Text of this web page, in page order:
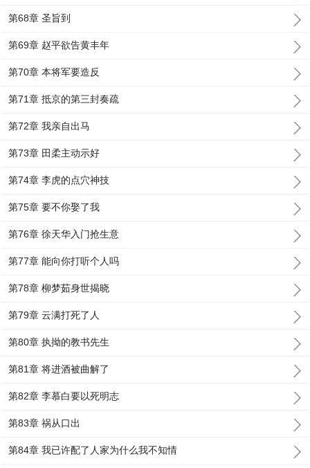
第68章 圣旨到
第69章 赵平欲告黄丰年
第70章 本将军要造反
第71章 抵京的第三封奏疏
第72章 我亲自出马
第73章 田柔主动示好
第74章 李虎的点穴神技
第75章 要不你娶了我
第76章 徐天华入门抢生意
第77章 能向你打听个人吗
第78章 柳梦茹身世揭晓
第79章 云满打死了人
第80章 执拗的教书先生
第81章 将进酒被曲解了
第82章 李慕白要以死明志
第83章 祸从口出
第84章 我已许配了人家为什么我不知情